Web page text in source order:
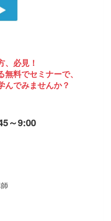
、必見！
料でセミナーで、
んでみませんか？
～9:00